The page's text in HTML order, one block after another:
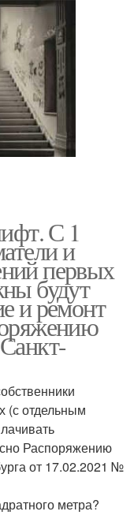
С 1
и
первых
будут
и ремонт
(с отдельным
Распоряжению
от 17.02.2021 №
метра?